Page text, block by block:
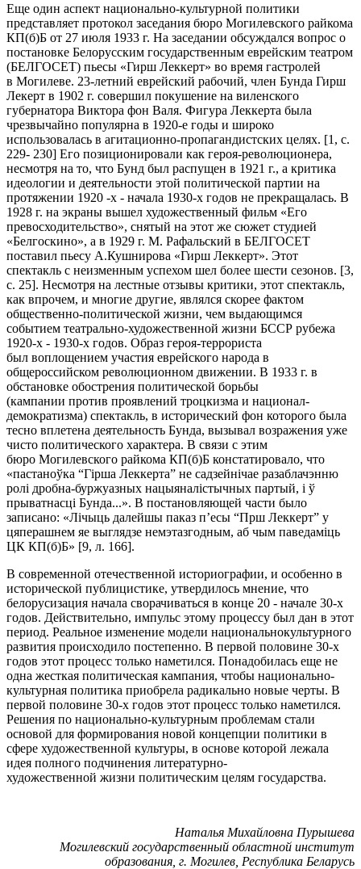
Еще один аспект национально-культурной политики
представляет протокол заседания бюро Могилевского райкома
КП(б)Б от 27 июля 1933 г. На заседании обсуждался вопрос о
постановке Белорусским государственным еврейским театром
(БЕЛГОСЕТ) пьесы «Гирш Леккерт» во время гастролей
в Могилеве. 23-летний еврейский рабочий, член Бунда Гирш
Лекерт в 1902 г. совершил покушение на виленского
губернатора Виктора фон Валя. Фигура Леккерта была
чрезвычайно популярна в 1920-е годы и широко
использовалась в агитационно-пропагандистских целях. [1, с.
229- 230] Его позиционировали как героя-революционера,
несмотря на то, что Бунд был распущен в 1921 г., а критика
идеологии и деятельности этой политической партии на
протяжении 1920 -х - начала 1930-х годов не прекращалась. В
1928 г. на экраны вышел художественный фильм «Его
превосходительство», снятый на этот же сюжет студией
«Белгоскино», а в 1929 г. М. Рафальский в БЕЛГОСЕТ
поставил пьесу А.Кушнирова «Гирш Леккерт». Этот
спектакль с неизменным успехом шел более шести сезонов. [3,
с. 25]. Несмотря на лестные отзывы критики, этот спектакль,
как впрочем, и многие другие, являлся скорее фактом
общественно-политической жизни, чем выдающимся
событием театрально-художественной жизни БССР рубежа
1920-х - 1930-х годов. Образ героя-террориста
был воплощением участия еврейского народа в
общероссийском революционном движении. В 1933 г. в
обстановке обострения политической борьбы
(кампании против проявлений троцкизма и национал-
демократизма) спектакль, в исторический фон которого была
тесно вплетена деятельность Бунда, вызывал возражения уже
чисто политического характера. В связи с этим
бюро Могилевского райкома КП(б)Б констатировало, что
«пастаноўка “Гірша Леккерта” не садзейнічае разаблачэнню
ролі дробна-буржуазных нацыяналістычных партый, і ў
прыватнасці Бунда...». В постановляющей части было
записано: «Лічыць далейшы паказ п’есы “Прш Леккерт” у
цяперашнем яе выглядзе немэтазгодным, аб чым паведаміць
ЦК КП(б)Б» [9, л. 166].
В современной отечественной историографии, и особенно в
исторической публицистике, утвердилось мнение, что
белорусизация начала сворачиваться в конце 20 - начале 30-х
годов. Действительно, импульс этому процессу был дан в этот
период. Реальное изменение модели национальнокультурного
развития происходило постепенно. В первой половине 30-х
годов этот процесс только наметился. Понадобилась еще не
одна жесткая политическая кампания, чтобы национально-
культурная политика приобрела радикально новые черты. В
первой половине 30-х годов этот процесс только наметился.
Решения по национально-культурным проблемам стали
основой для формирования новой концепции политики в
сфере художественной культуры, в основе которой лежала
идея полного подчинения литературно-
художественной жизни политическим целям государства.
Наталья Михайловна Пурышева
Могилевский государственный областной институт
образования, г. Могилев, Республика Беларусь